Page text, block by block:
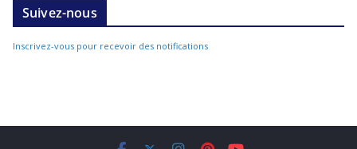
Suivez-nous
Inscrivez-vous pour recevoir des notifications